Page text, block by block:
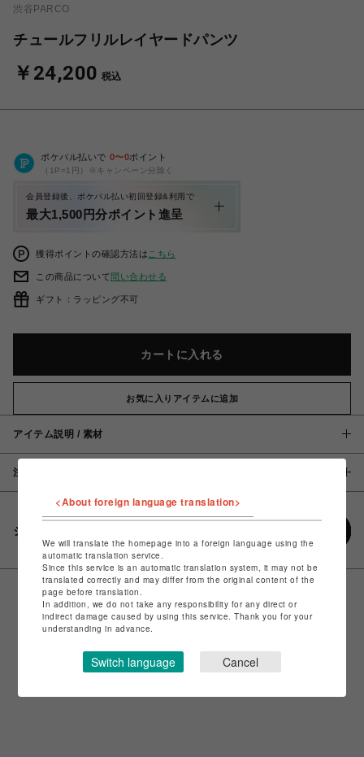
渋谷PARCO
チュールフリルレイヤードパンツ
￥24,200 税込
ポケパル払いで 0〜0ポイント
（1P=1円）※キャンペーン分除く
会員登録後、ポケパル払い初回登録&利用で
最大1,500円分ポイント進呈
獲得ポイントの確認方法は こちら
この商品について問い合わせる
ギフト：ラッピング不可
カートに入れる
お気に入りアイテムに追加
アイテム説明 / 素材
注意事項
シェアする
<About foreign language translation>
We will translate the homepage into a foreign language using the
automatic translation service.
Since this service is an automatic translation system, it may not be
translated correctly and may differ from the original content of the
page before translation.
In addition, we do not take any responsibility for any direct or
indirect damage caused by using this service. Thank you for your
understanding in advance.
Switch language Cancel